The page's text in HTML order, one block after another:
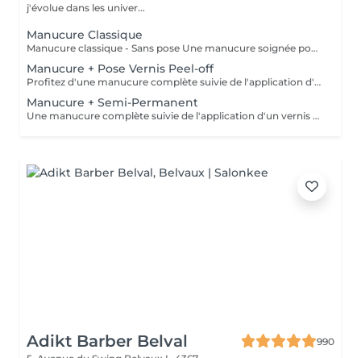
j'évolue dans les univer...
Manucure Classique
Manucure classique - Sans pose Une manucure soignée pour des mains propres, élégantes et naturelles. La prestation comprend la mise en forme des ongles, le soin des cuticules, un léger polissage si nécessaire, ainsi que l'application d'une huile nourrissante et d'une crème hydratante. Cette prestation ne comprend pas de pose de vernis.
Manucure + Pose Vernis Peel-off
Profitez d'une manucure complète suivie de l'application d'un vernis Peel-Off. Ce système innovant offre une finition brillante et une tenue prolongée. Grâce à sa polymérisation sous lampe LED, le vernis est immédiatement sec : pas de traces, pas de marques ni d'empreintes après la prestation. Je n'utilise pas de vernis à ongles traditionnel, car le système Peel-Off est plus respectueux de l'ongle naturel, dégage moins d'odeurs, tient plus longtemps et permet un retrait plus doux.
Manucure + Semi-Permanent
Une manucure complète suivie de l'application d'un vernis semi-permanent. Idéal pour celles et ceux qui souhaitent des ongles brillants, soignés et résistants pendant environ 2 à 3 semaines. Le vernis semi-permanent doit être retiré ou renouvelé en institut.
Adikt Barber Belval
990